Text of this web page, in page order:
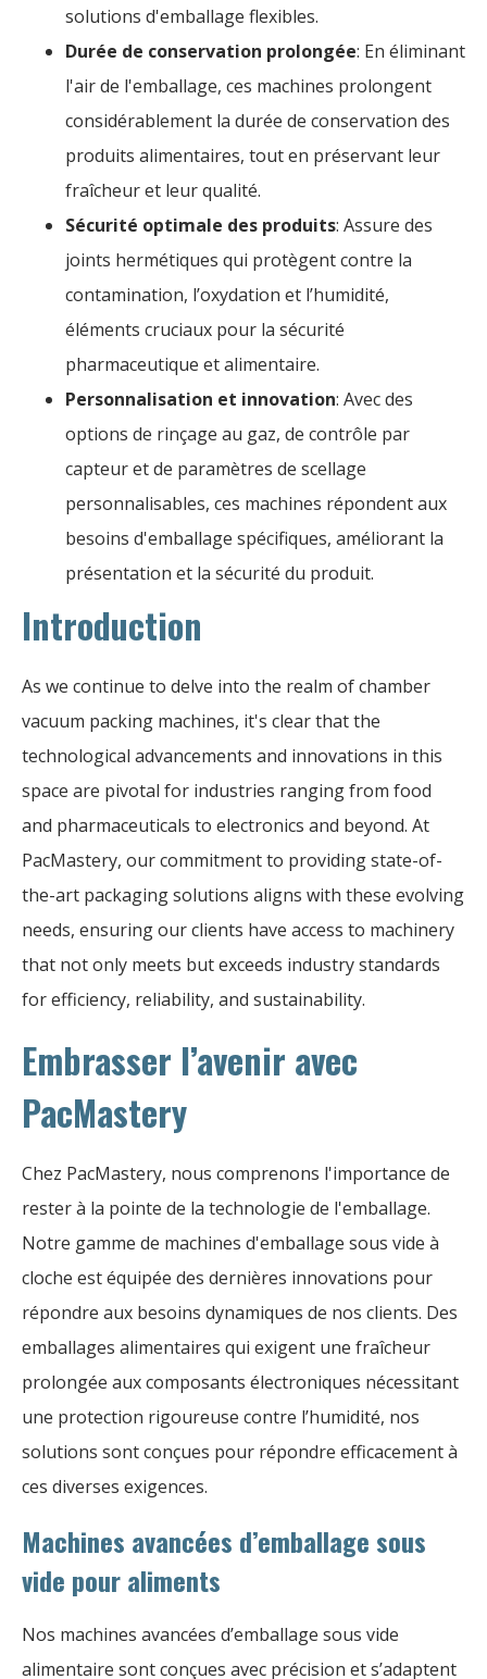
solutions d'emballage flexibles.
Durée de conservation prolongée: En éliminant
l'air de l'emballage, ces machines prolongent
considérablement la durée de conservation des
produits alimentaires, tout en préservant leur
fraîcheur et leur qualité.
Sécurité optimale des produits: Assure des
joints hermétiques qui protègent contre la
contamination, l’oxydation et l’humidité,
éléments cruciaux pour la sécurité
pharmaceutique et alimentaire.
Personnalisation et innovation: Avec des
options de rinçage au gaz, de contrôle par
capteur et de paramètres de scellage
personnalisables, ces machines répondent aux
besoins d'emballage spécifiques, améliorant la
présentation et la sécurité du produit.
Introduction
As we continue to delve into the realm of chamber
vacuum packing machines, it's clear that the
technological advancements and innovations in this
space are pivotal for industries ranging from food
and pharmaceuticals to electronics and beyond. At
PacMastery, our commitment to providing state-of-
the-art packaging solutions aligns with these evolving
needs, ensuring our clients have access to machinery
that not only meets but exceeds industry standards
for efficiency, reliability, and sustainability.
Embrasser l’avenir avec
PacMastery
Chez PacMastery, nous comprenons l'importance de
rester à la pointe de la technologie de l'emballage.
Notre gamme de machines d'emballage sous vide à
cloche est équipée des dernières innovations pour
répondre aux besoins dynamiques de nos clients. Des
emballages alimentaires qui exigent une fraîcheur
prolongée aux composants électroniques nécessitant
une protection rigoureuse contre l’humidité, nos
solutions sont conçues pour répondre efficacement à
ces diverses exigences.
Machines avancées d’emballage sous
vide pour aliments
Nos machines avancées d’emballage sous vide
alimentaire sont conçues avec précision et s’adaptent